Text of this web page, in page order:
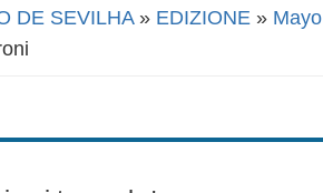
DE SEVILHA» EDIZIONE »